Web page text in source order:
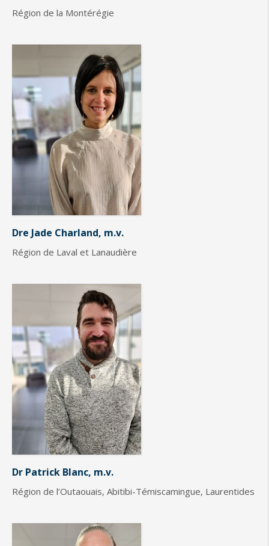
Région de la Montérégie
Dre Jade Charland, m.v.
Région de Laval et Lanaudière
Dr Patrick Blanc, m.v.
Région de l’Outaouais, Abitibi-Témiscamingue, Laurentides